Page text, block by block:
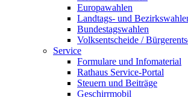
Europawahlen
Landtags- und
Bundestagswahlen
Volksentscheide /
Service
Formulare und Infomaterial
Rathaus Service-Portal
Steuern und Beiträge
Geschirrmobil